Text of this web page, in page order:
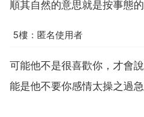
順其自然的意思就是按事態
5樓：匿名使用者
可能他不是很喜歡你，才會
能是他不要你感情太操之過